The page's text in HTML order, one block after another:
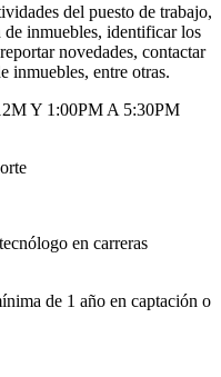
del puesto de trabajo,
de inmuebles, identificar los
novedades, contactar
inmuebles, entre otras.
Y 1:00PM A 5:30PM
en carreras
de 1 año en captación o